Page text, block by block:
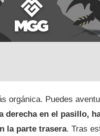
orgánica. Puedes
derecha en el pasillo,
la parte trasera. Tras